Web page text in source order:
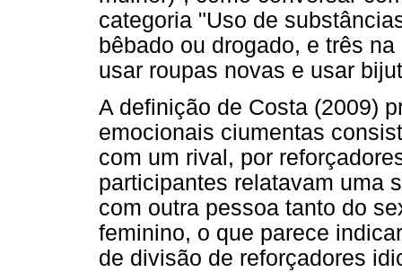
categoria "Uso de
bêbado ou drogado, e três
usar roupas novas e usar
A definição de Costa (2009)
emocionais ciumentas
com um rival, por
participantes relatavam uma
com outra pessoa tanto do
feminino, o que parece
de divisão de reforçadores